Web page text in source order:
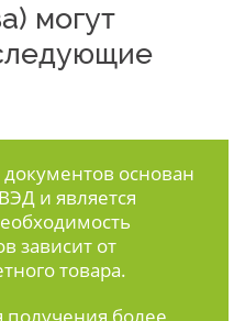
могут
основан
и является
зависит от
товара.